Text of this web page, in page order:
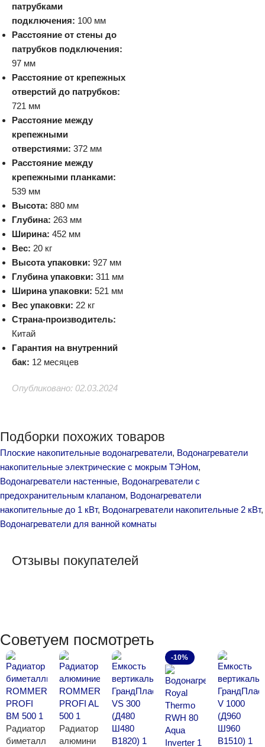
патрубками
подключения: 100 мм
Расстояние от стены до
патрубков подключения:
97 мм
Расстояние от крепежных
отверстий до патрубков:
721 мм
Расстояние между
крепежными
отверстиями: 372 мм
Расстояние между
крепежными планками:
539 мм
Высота: 880 мм
Глубина: 263 мм
Ширина: 452 мм
Вес: 20 кг
Высота упаковки: 927 мм
Глубина упаковки: 311 мм
Ширина упаковки: 521 мм
Вес упаковки: 22 кг
Страна-производитель:
Китай
Гарантия на внутренний
бак: 12 месяцев
Опубликовано: 02.03.2024
Подборки похожих товаров
Плоские накопительные водонагреватели, Водонагреватели
накопительные электрические с мокрым ТЭНом,
Водонагреватели настенные, Водонагреватели с
предохранительным клапаном, Водонагреватели
накопительные до 1 кВт, Водонагреватели накопительные 2 кВт,
Водонагреватели для ванной комнаты
Отзывы покупателей
Советуем посмотреть
Радиатор
биметалл
Радиатор
алюмини
-10%